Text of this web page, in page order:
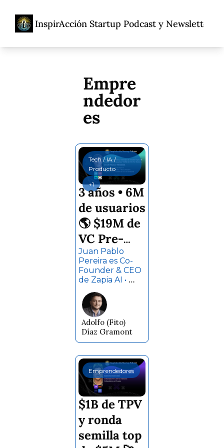
InspirAcción Startup Podcast y Newsletter
Home Acerca De
Acerca De
Empre
ndedor
es
Tech / IA /
Producto
+1
3 años • 6M
de usuarios
🌎 $19M de
VC Pre-
Serie A 💰
Historias,
lecciones y
consejos de
escalar
Zapia AI ⚡
Juan Pablo
Pereira
Juan Pablo
Pereira es Co-
Founder & CEO
de Zapia AI •
Endeavor
Entrepreneur •
Board Member •
Inversionista •
Ex-Co-Founder
& CEO de
Adolfo (Fito)
Díaz Gramont
Emprendedores
$1B de TPV
y ronda
semilla top